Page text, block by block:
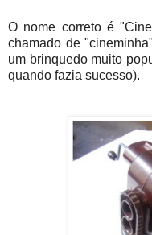
O nome correto é
chamado de
um brinquedo muito
quando fazia sucesso).